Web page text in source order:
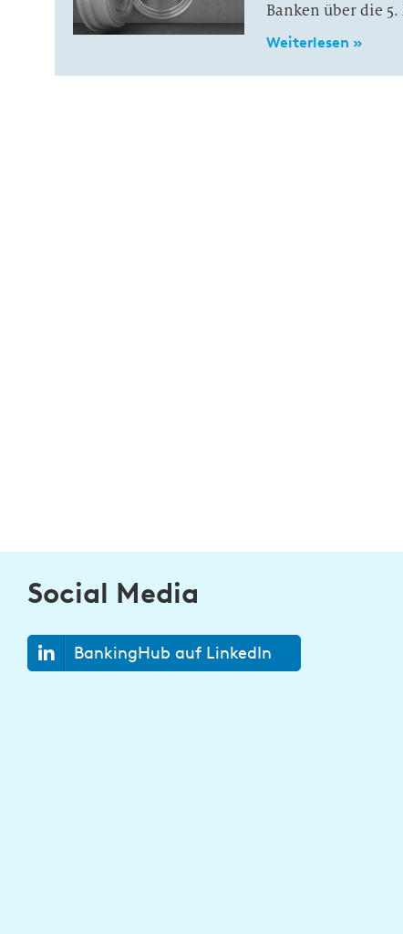
Banken über die
Weiterlesen »
Social Media
BankingHub auf LinkedIn